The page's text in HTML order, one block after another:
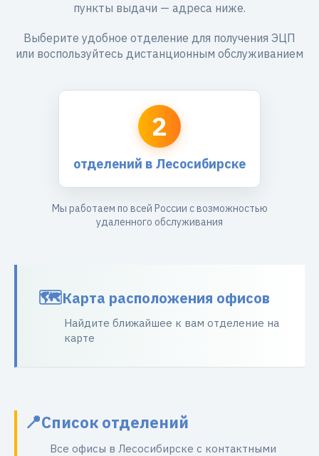
пункты выдачи — адреса ниже.
Выберите удобное отделение для получения ЭЦП
или воспользуйтесь дистанционным обслуживанием
2
отделений в Лесосибирске
Мы работаем по всей России с возможностью
удаленного обслуживания
Карта расположения офисов
Найдите ближайшее к вам отделение на
карте
Список отделений
Все офисы в Лесосибирске с контактными